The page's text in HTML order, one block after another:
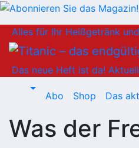
Inhalt
springen
Alles für Ihr Heißgetränk
Das neue Heft ist da!
Abo Shop Das
Was der